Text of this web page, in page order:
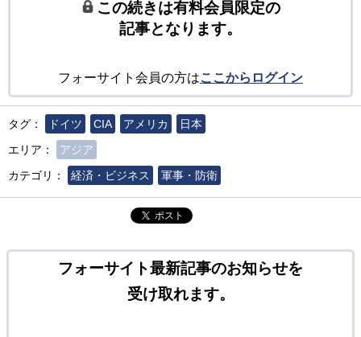
この続きは有料会員限定の
記事となります。
フォーサイト会員の方はここからログイン
タグ： ドイツ CIA アメリカ
日本
エリア：
アジア
カテゴリ：
経済・ビジネス 軍事・防衛
ポスト
フォーサイト最新記事のお知らせを
受け取れます。